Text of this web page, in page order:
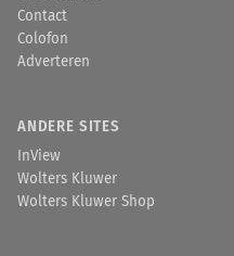
Contact
Colofon
Adverteren
ANDERE SITES
InView
Wolters Kluwer
Wolters Kluwer Shop